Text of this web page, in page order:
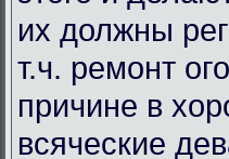
их должны
т.ч. ремонт
причине в
всяческие